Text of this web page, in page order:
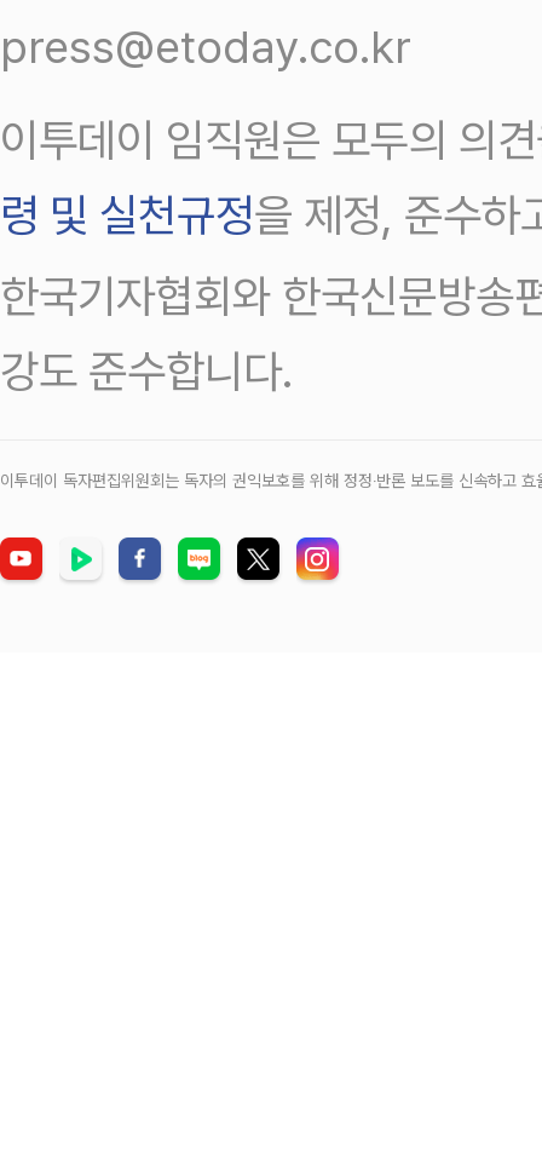
press@etoday.co.kr
이투데이 임직원은 모두의 의
령 및 실천규정을 제정, 준수하
한국기자협회와 한국신문방송
강도 준수합니다.
이투데이 독자편집위원회는 독자의 권익보호를 위해 정정‧반론 보도를 신속하고